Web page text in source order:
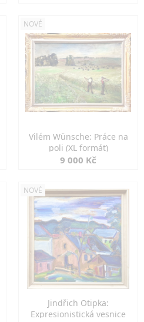
NOVÉ
Vilém Wünsche: Práce na
poli (XL formát)
9 000 Kč
NOVÉ
Jindřich Otipka:
Expresionistická vesnice